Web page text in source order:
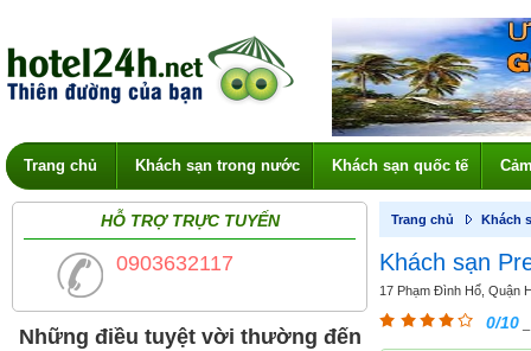
Trang chủ Khách sạn trong nước Khách sạn quốc tế
HỖ TRỢ TRỰC TUYẾN
0903632117
Những điều tuyệt vời thường đến
Trang chủ Khách
Khách sạn
17 Phạm Đình Hổ, Quận
0/10